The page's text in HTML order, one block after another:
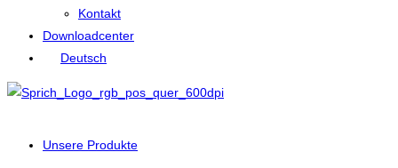
Kontakt
Downloadcenter
Deutsch
Unsere Produkte